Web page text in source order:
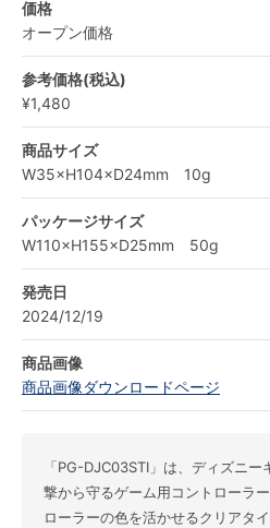
価格
オープン価格
参考価格(税込)
¥1,480
商品サイズ
W35×H104×D24mm 10g
パッケージサイズ
W110×H155×D25mm 50g
発売日
2024/12/19
商品画像
商品画像ダウンロードページ
「PG-DJC03STI」は、ディズニ
撃から守るゲーム用コントローラ
ローラーの色を活かせるクリアタ